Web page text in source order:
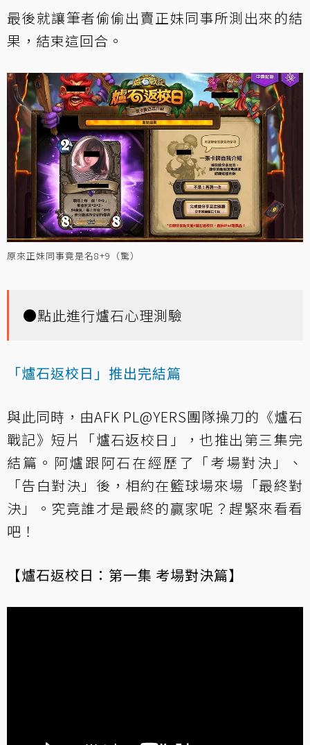
最後就讓筆者偷偷出賣正妹同事所測出來的結
果，結束這回合。
原來正妹同事竟是名8+9（驚）
●點此進行爐石心理測驗
「爐石返校日」推出完結篇
與此同時，由AFK PL@YERS團隊操刀的《爐石
戰記》短片「爐石返校日」，也推出第三集完
結篇。阿爐跟阿石在經歷了「考場對決」、
「告白對決」後，相約在籃球場來場「最終對
決」。究竟誰才是最終的贏家呢？趕緊來看看
吧！
【爐石返校日：第一集 考場對決篇】